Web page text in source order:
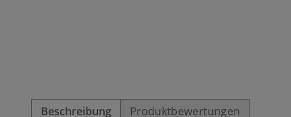
Beschreibung Produktbewertungen